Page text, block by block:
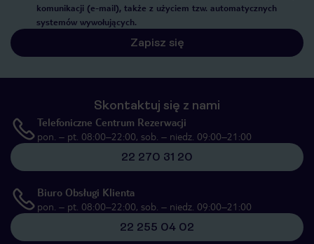
komunikacji (e-mail), także z użyciem tzw. automatycznych
systemów wywołujących.
Zapisz się
Skontaktuj się z nami
Telefoniczne Centrum Rezerwacji
pon. – pt. 08:00–22:00, sob. – niedz. 09:00–21:00
22 270 31 20
Biuro Obsługi Klienta
pon. – pt. 08:00–22:00, sob. – niedz. 09:00–21:00
22 255 04 02